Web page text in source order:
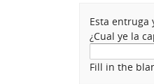
Esta entruga
¿Cual ye la
Fill in the